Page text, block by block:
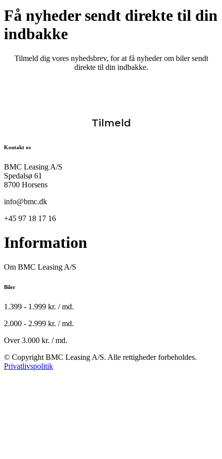
Få nyheder sendt direkte til din
indbakke
Tilmeld dig vores nyhedsbrev, for at få nyheder om biler sendt
direkte til din indbakke.
Kontakt os
BMC Leasing A/S
Spedalsø 61
8700 Horsens
info@bmc.dk
+45 97 18 17 16
Information
Om BMC Leasing A/S
Biler
1.399 - 1.999 kr. / md.
2.000 - 2.999 kr. / md.
Over 3.000 kr. / md.
© Copyright BMC Leasing A/S. Alle rettigheder forbeholdes.
Privatlivspolitik